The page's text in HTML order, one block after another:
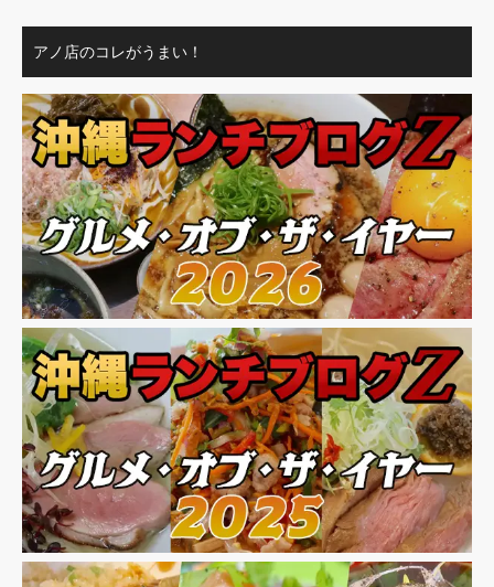
アノ店のコレがうまい！